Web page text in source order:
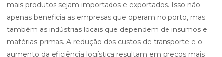
mais produtos sejam importados e exportados. Isso não
apenas beneficia as empresas que operam no porto, mas
também as indústrias locais que dependem de insumos e
matérias-primas. A redução dos custos de transporte e o
aumento da eficiência logística resultam em preços mais